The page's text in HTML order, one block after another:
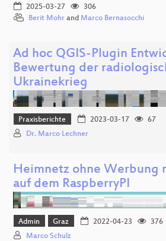
2025-03-27
306
Berit Mohr and Marco Bernasocchi
Ad hoc QGIS-Plugin
Bewertung der
Ukrainekrieg
Praxisberichte 2023-03-17
67
Dr. Marco Lechner
Heimnetz ohne Werbung
auf dem RaspberryPI
Admin Graz 2022-04-23
376
Marco Schulz